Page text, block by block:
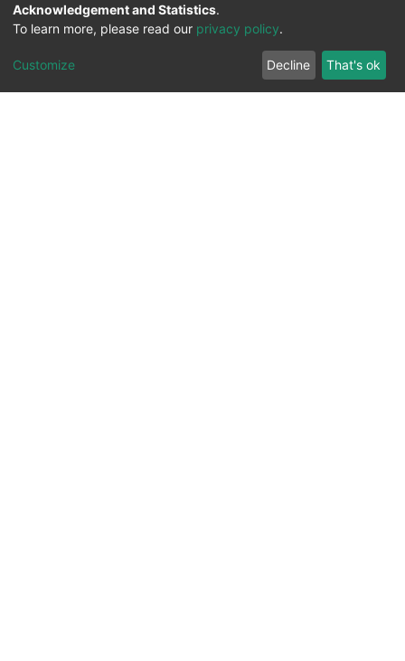
Acknowledgement and Statistics.
To learn more, please read our privacy policy.
Customize Decline That's ok